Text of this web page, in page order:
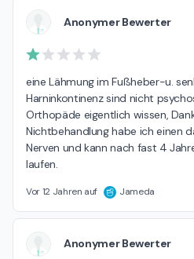
Anonymer Bewerter
eine Lähmung im Fußheber-u.
Harninkontinenz sind nicht
Orthopäde eigentlich wissen,
Nichtbehandlung habe ich einen
Nerven und kann nach fast 4
laufen.
Vor 12 Jahren auf Jameda
Anonymer Bewerter